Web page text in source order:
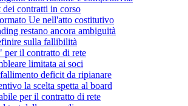
dei contratti in corso
Ue nell'atto costitutivo
restano ancora ambiguità
sulla fallibilità
il contratto di rete
limitata ai soci
deficit da ripianare
la scelta spetta al board
per il contratto di rete